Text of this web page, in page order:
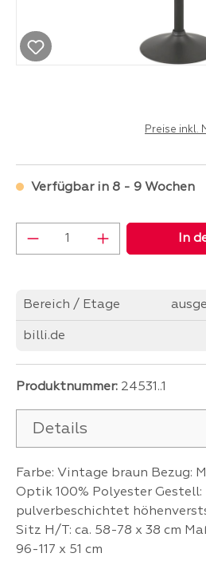
Preise inkl.
Verfügbar in 8 - 9 Wochen
Produkt Anzahl: GibIn
Bereich / Etage
billi.de
Produktnummer: 24531..1
Details
Farbe: Vintage braun Bezug:
Optik 100% Polyester
pulverbeschichtet
Sitz H/T: ca. 58-78 x 38 cm
96-117 x 51 cm